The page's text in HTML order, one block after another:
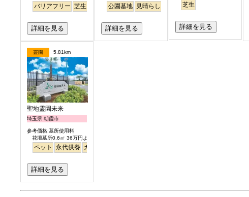
バリアフリー 芝生 明るい
詳細を見る
公園墓地 見晴らし・眺望 バリアフリー
詳細を見る
芝生
詳細を見る
霊園 5.81km
聖地霊園未来
埼玉県 朝霞市
参考価格:墓所使用料
花壇墓所0.6㎡ 36万円より
ペット 永代供養 ガーデニング
詳細を見る